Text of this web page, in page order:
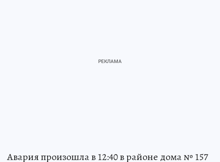
Авария произошла в 12:40 в районе дома № 157